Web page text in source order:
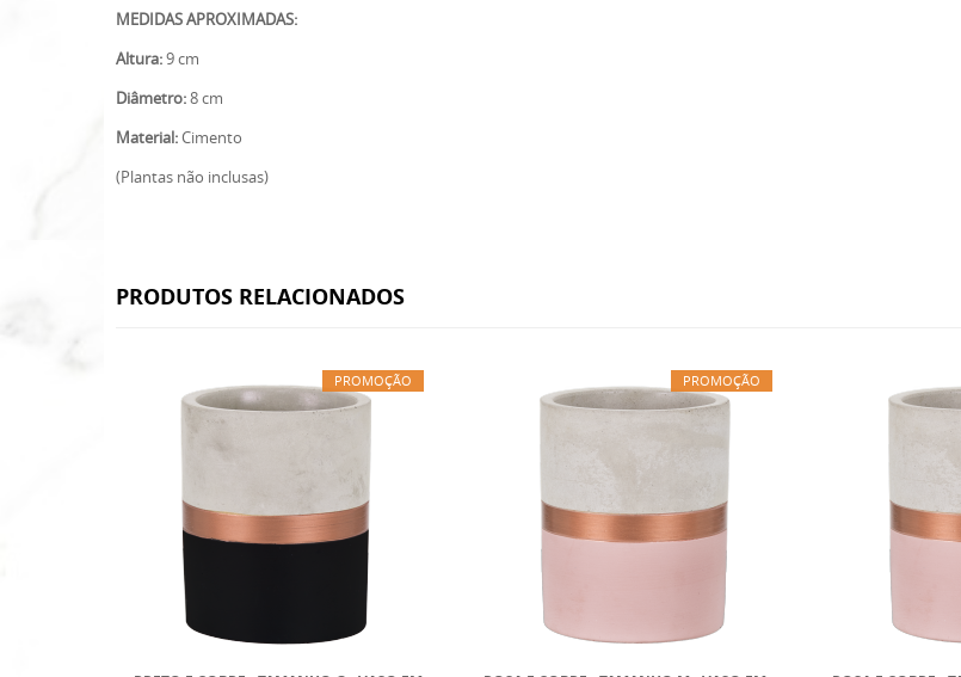
MEDIDAS APROXIMADAS:
Altura:9 cm
Diâmetro:8 cm
Material:Cimento
(Plantas não inclusas)
PRODUTOS RELACIONADOS
PROMOÇÃO PROMOÇÃO